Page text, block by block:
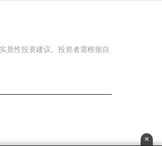
质性投资建议。投资者需根据自
×